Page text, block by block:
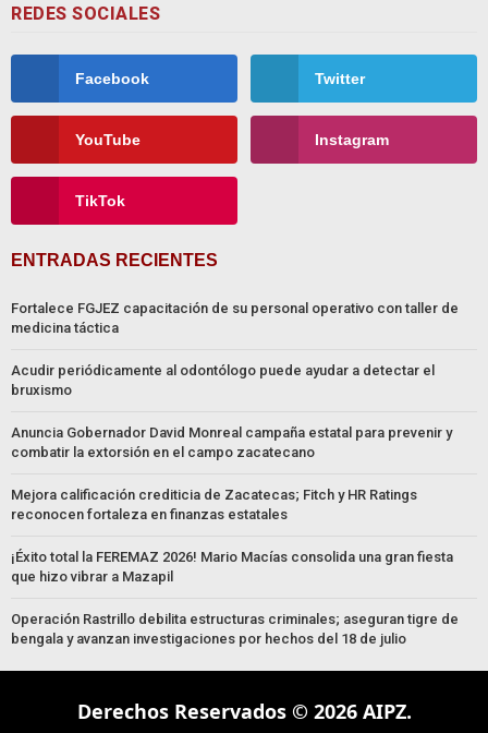
REDES SOCIALES
Facebook Twitter
YouTube Instagram
TikTok
ENTRADAS RECIENTES
Fortalece FGJEZ capacitación de su personal operativo con taller de
medicina táctica
Acudir periódicamente al odontólogo puede ayudar a detectar el
bruxismo
Anuncia Gobernador David Monreal campaña estatal para prevenir y
combatir la extorsión en el campo zacatecano
Mejora calificación crediticia de Zacatecas; Fitch y HR Ratings
reconocen fortaleza en finanzas estatales
¡Éxito total la FEREMAZ 2026! Mario Macías consolida una gran fiesta
que hizo vibrar a Mazapil
Operación Rastrillo debilita estructuras criminales; aseguran tigre de
bengala y avanzan investigaciones por hechos del 18 de julio
Derechos Reservados © 2026 AIPZ.